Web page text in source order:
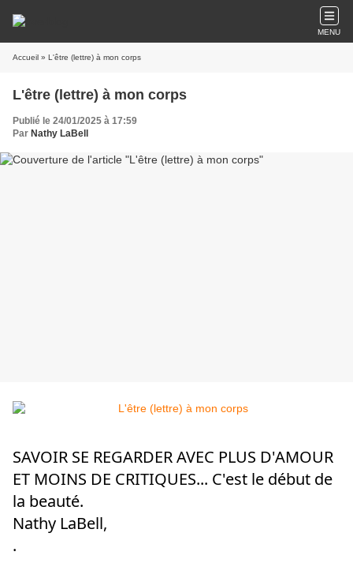
MENU
Accueil » L'être (lettre) à mon corps
L'être (lettre) à mon corps
Publié le 24/01/2025 à 17:59
Par Nathy LaBell
SAVOIR SE REGARDER AVEC PLUS D'AMOUR
ET MOINS DE CRITIQUES... C'est le début de
la beauté.
Nathy LaBell,
.